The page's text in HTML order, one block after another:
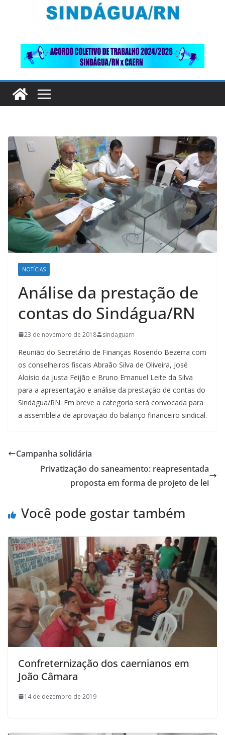
NOTÍCIAS
Análise da prestação de
contas do Sindágua/RN
23 de novembro de 2018 sindaguarn
Reunião do Secretário de Finanças Rosendo Bezerra com
os conselheiros fiscais Abraão Silva de Oliveira, José
Aloisio da Justa Feijão e Bruno Emanuel Leite da Silva
para a apresentação e análise da prestação de contas do
Sindágua/RN. Em breve a categoria será convocada para
a assembleia de aprovação do balanço financeiro sindical.
Campanha solidária
Privatização do saneamento: reapresentada
proposta em forma de projeto de lei
Você pode gostar também
Confreternização dos caernianos em
João Câmara
14 de dezembro de 2019